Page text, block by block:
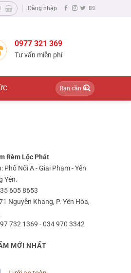
Đăng nhập
0977 321 369
Tư vấn miễn phí
Tìm
kiếm:
Rèm Lộc Phát
Phố Nối A - Giai Phạm - Yên
Yên.
605 8653
Nguyễn Khang, P. Yên Hòa,
732 1369 - 034 970 3342
MỚI NHẤT